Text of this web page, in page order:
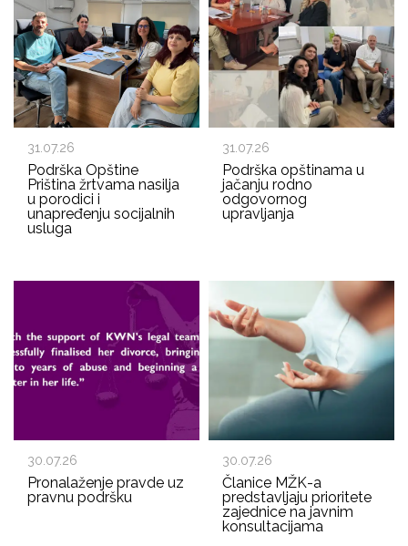
31.07.26
Podrška Opštine
Priština žrtvama nasilja
u porodici i
unapređenju socijalnih
usluga
31.07.26
Podrška opštinama u
jačanju rodno
odgovornog
upravljanja
30.07.26
Pronalaženje pravde uz
pravnu podršku
30.07.26
Članice MŽK-a
predstavljaju prioritete
zajednice na javnim
konsultacijama